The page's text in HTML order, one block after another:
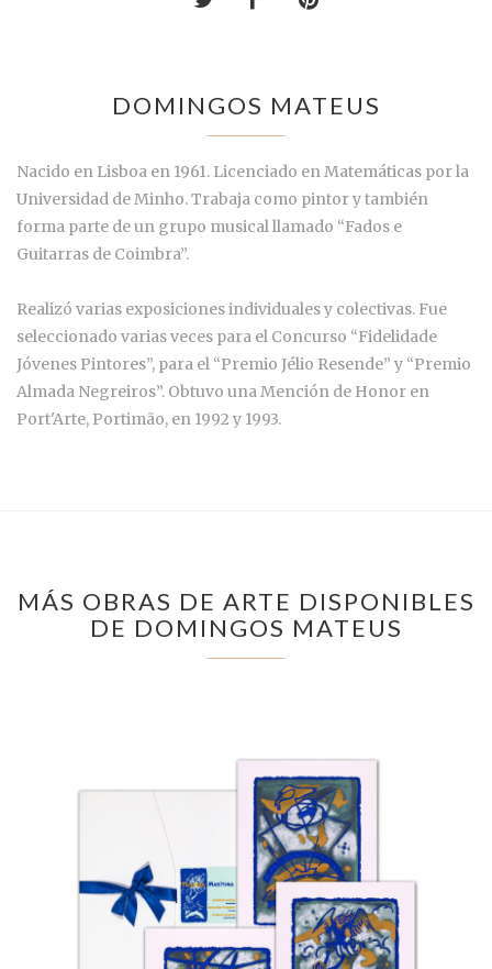
DOMINGOS MATEUS
Nacido en Lisboa en 1961. Licenciado en Matemáticas por la
Universidad de Minho. Trabaja como pintor y también
forma parte de un grupo musical llamado “Fados e
Guitarras de Coimbra”.
Realizó varias exposiciones individuales y colectivas. Fue
seleccionado varias veces para el Concurso “Fidelidade
Jóvenes Pintores”, para el “Premio Jélio Resende” y “Premio
Almada Negreiros”. Obtuvo una Mención de Honor en
Port'Arte, Portimão, en 1992 y 1993.
MÁS OBRAS DE ARTE DISPONIBLES
DE DOMINGOS MATEUS